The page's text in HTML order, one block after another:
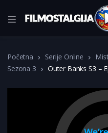
Početna Serije Online
Sezona 3
Outer Banks S3 –